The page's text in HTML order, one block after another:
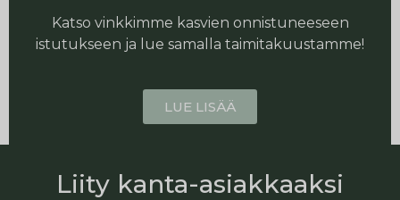
Katso vinkkimme kasvien onnistuneeseen
istutukseen ja lue samalla taimitakuustamme!
LUE LISÄÄ
Liity kanta-asiakkaaksi